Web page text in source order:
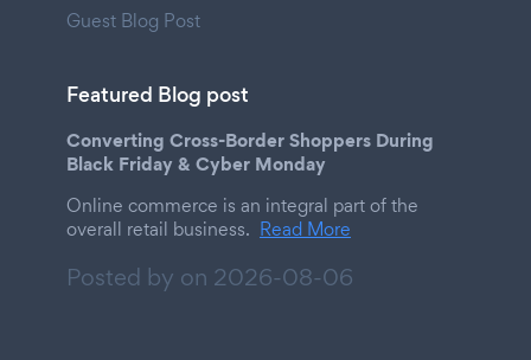
Guest Blog Post
Featured Blog post
Converting Cross-Border Shoppers During
Black Friday & Cyber Monday
Online commerce is an integral part of the
overall retail business. Read More
Posted by on 2026-08-06